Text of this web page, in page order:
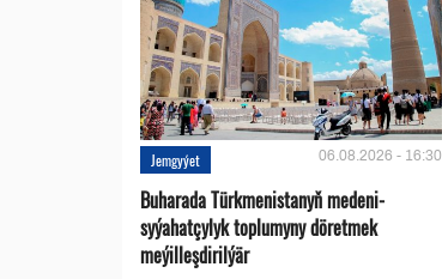
Jemgyýet 06.08.2026 - 16:30
Buharada Türkmenistanyň medeni-
syýahatçylyk toplumyny döretmek
meýilleşdirilýär